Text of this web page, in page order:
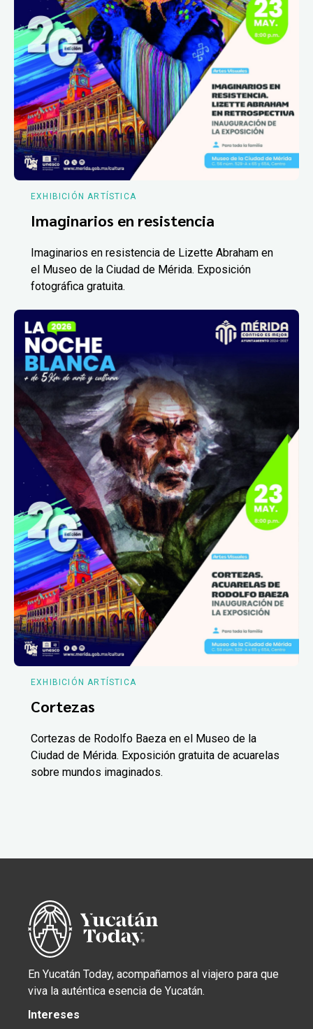
EXHIBICIÓN ARTÍSTICA
Imaginarios en resistencia
Imaginarios en resistencia de Lizette Abraham en
el Museo de la Ciudad de Mérida. Exposición
fotográfica gratuita.
EXHIBICIÓN ARTÍSTICA
Cortezas
Cortezas de Rodolfo Baeza en el Museo de la
Ciudad de Mérida. Exposición gratuita de acuarelas
sobre mundos imaginados.
En Yucatán Today, acompañamos al viajero para que
viva la auténtica esencia de Yucatán.
Intereses